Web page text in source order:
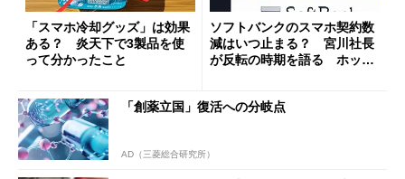
「スマホ冷却グッズ」は効果
ある？ 炎天下で3製品を使
って分かったこと
ソフトバンクのスマホ契約数
減はいつ止まる？ 宮川社長
が反転の時期を語る ホッピ
「創薬立国」復活への分岐点
AD（三菱総合研究所）